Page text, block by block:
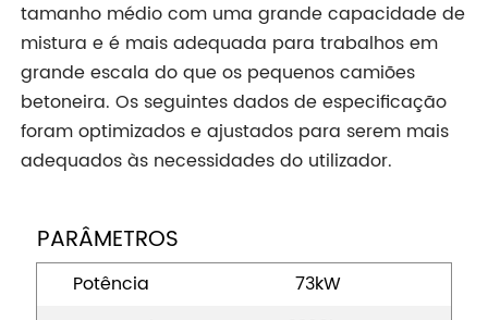
tamanho médio com uma grande capacidade de
mistura e é mais adequada para trabalhos em
grande escala do que os pequenos camiões
betoneira. Os seguintes dados de especificação
foram optimizados e ajustados para serem mais
adequados às necessidades do utilizador.
PARÂMETROS
Potência
73kW